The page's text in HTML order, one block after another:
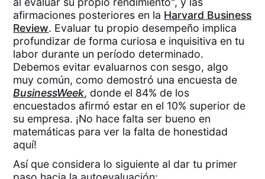
afirmaciones posteriores en la Harvard Business
Review. Evaluar tu propio desempeño implica
profundizar de forma curiosa e inquisitiva en tu
labor durante un período determinado.
Debemos evitar evaluarnos con sesgo, algo
muy común, como demostró una encuesta de
BusinessWeek, donde el 84% de los
encuestados afirmó estar en el 10% superior de
su empresa. ¡No hace falta ser bueno en
matemáticas para ver la falta de honestidad
aquí!
Así que considera lo siguiente al dar tu primer